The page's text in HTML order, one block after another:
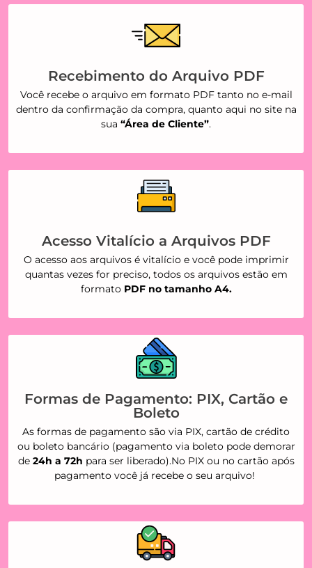
Recebimento do Arquivo PDF
Você recebe o arquivo em formato PDF tanto no e-mail
dentro da confirmação da compra, quanto aqui no site na
sua “Área de Cliente”.
Acesso Vitalício a Arquivos PDF
O acesso aos arquivos é vitalício e você pode imprimir
quantas vezes for preciso, todos os arquivos estão em
formato PDF no tamanho A4.
Formas de Pagamento: PIX, Cartão e
Boleto
As formas de pagamento são via PIX, cartão de crédito
ou boleto bancário (pagamento via boleto pode demorar
de 24h a 72h para ser liberado).No PIX ou no cartão após
pagamento você já recebe o seu arquivo!